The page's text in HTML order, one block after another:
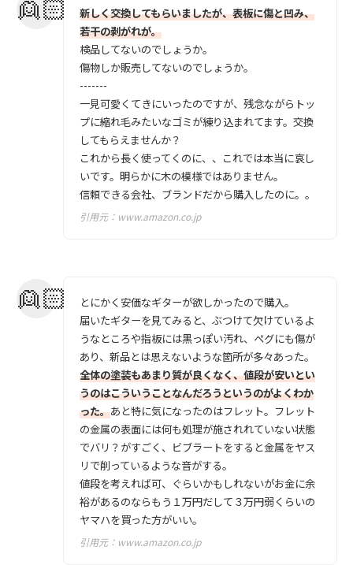
新しく交換してもらいましたが、表板に傷と凹み、
若干の剥がれが。
検品してないのでしょうか。
傷物しか販売してないのでしょうか。
-------
一見可愛くてきにいったのですが、残念ながらトッ
プに縮れ毛みたいなゴミが練り込まれてます。交換
してもらえませんか？
これから長く使ってくのに、、これでは本当に哀し
いです。明らかに木の模様ではありません。
信頼できる会社、ブランドだから購入したのに。。
引用元： www.amazon.co.jp
とにかく安価なギターが欲しかったので購入。
届いたギターを見てみると、ぶつけて欠けているよ
うなところや指板には黒っぽい汚れ、ペグにも傷が
あり、新品とは思えないような箇所が多々あった。
全体の塗装もあまり質が良くなく、値段が安いとい
うのはこういうことなんだろうというのがよくわか
った。あと特に気になったのはフレット。フレット
の金属の表面には何も処理が施されれていない状態
でバリ？がすごく、ビブラートをすると金属をヤス
リで削っているような音がする。
値段を考えれば可、ぐらいかもしれないがお金に余
裕があるのならもう１万円だして３万円弱くらいの
ヤマハを買った方がいい。
引用元： www.amazon.co.jp